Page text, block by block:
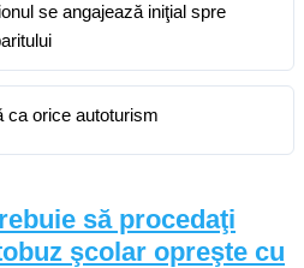
se angajează iniţial spre
ca orice autoturism
să procedaţi
şcolar opreşte cu